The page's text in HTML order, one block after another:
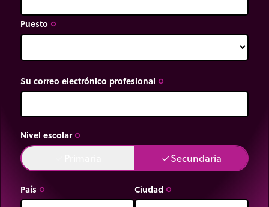
Puesto trip_origin
Su correo electrónico profesional trip_origin
Nivel escolar trip_origin
doneSecundaria
País trip_origin Ciudad trip_origin